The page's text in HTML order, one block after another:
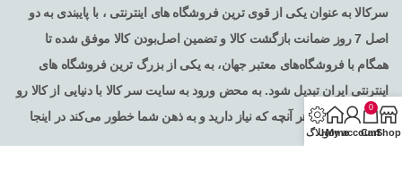
سرکالا به عنوان یکی از قوی ترین فروشگاه های اینترنتی ، با پایبندی به دو
اصل 7 روز ضمانت بازگشت کالا و تضمین اصل‌بودن کالا موفق شده تا
همگام با فروشگاه‌های معتبر جهان، به یکی از بزرگ ترین فروشگاه های
اینترنتی ایران تبدیل شود. به محض ورود به سایت سر کالا با دنیایی از کالا رو
به رو می‌شوید! هر آنچه که نیاز دارید و به ذهن شما خطور می‌کند در اینجا
پیدا خواهید کرد .
Shop
0
Cart
My account
Homeوبلاگ